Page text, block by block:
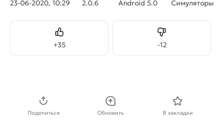
23-06-2020, 10:29
2.0.6
Android 5.0
Симуляторы
+35
Нравится -12
Не нравится
Поделиться Обновить В закладки